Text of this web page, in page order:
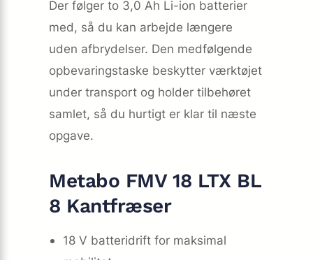
Der følger to 3,0 Ah Li-ion batterier
med, så du kan arbejde længere
uden afbrydelser. Den medfølgende
opbevaringstaske beskytter værktøjet
under transport og holder tilbehøret
samlet, så du hurtigt er klar til næste
opgave.
Metabo FMV 18 LTX BL
8 Kantfræser
18 V batteridrift for maksimal